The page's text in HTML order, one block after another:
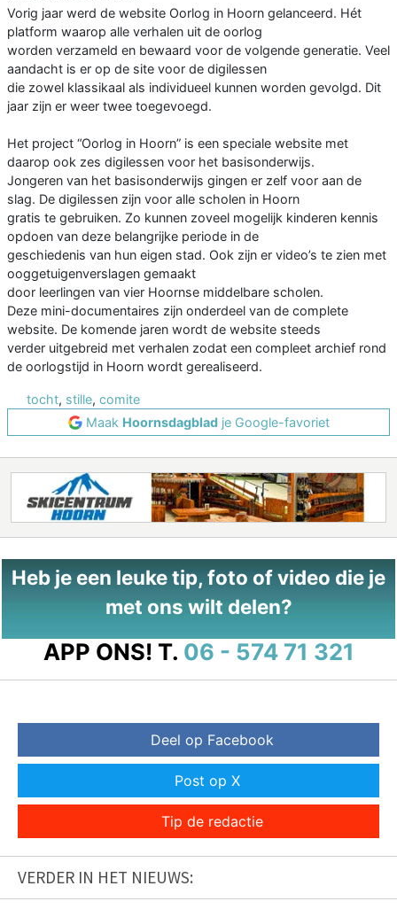
Vorig jaar werd de website Oorlog in Hoorn gelanceerd. Hét
platform waarop alle verhalen uit de oorlog
worden verzameld en bewaard voor de volgende generatie. Veel
aandacht is er op de site voor de digilessen
die zowel klassikaal als individueel kunnen worden gevolgd. Dit
jaar zijn er weer twee toegevoegd.
Het project “Oorlog in Hoorn” is een speciale website met
daarop ook zes digilessen voor het basisonderwijs.
Jongeren van het basisonderwijs gingen er zelf voor aan de
slag. De digilessen zijn voor alle scholen in Hoorn
gratis te gebruiken. Zo kunnen zoveel mogelijk kinderen kennis
opdoen van deze belangrijke periode in de
geschiedenis van hun eigen stad. Ook zijn er video’s te zien met
ooggetuigenverslagen gemaakt
door leerlingen van vier Hoornse middelbare scholen.
Deze mini-documentaires zijn onderdeel van de complete
website. De komende jaren wordt de website steeds
verder uitgebreid met verhalen zodat een compleet archief rond
de oorlogstijd in Hoorn wordt gerealiseerd.
tocht, stille, comite
Maak Hoornsdagbladje Google-favoriet
Heb je een leuke tip, foto of video die je
met ons wilt delen?
APP ONS! T. 06 - 574 71 321
Deel op Facebook
Post op X
Tip de redactie
VERDER IN HET NIEUWS: